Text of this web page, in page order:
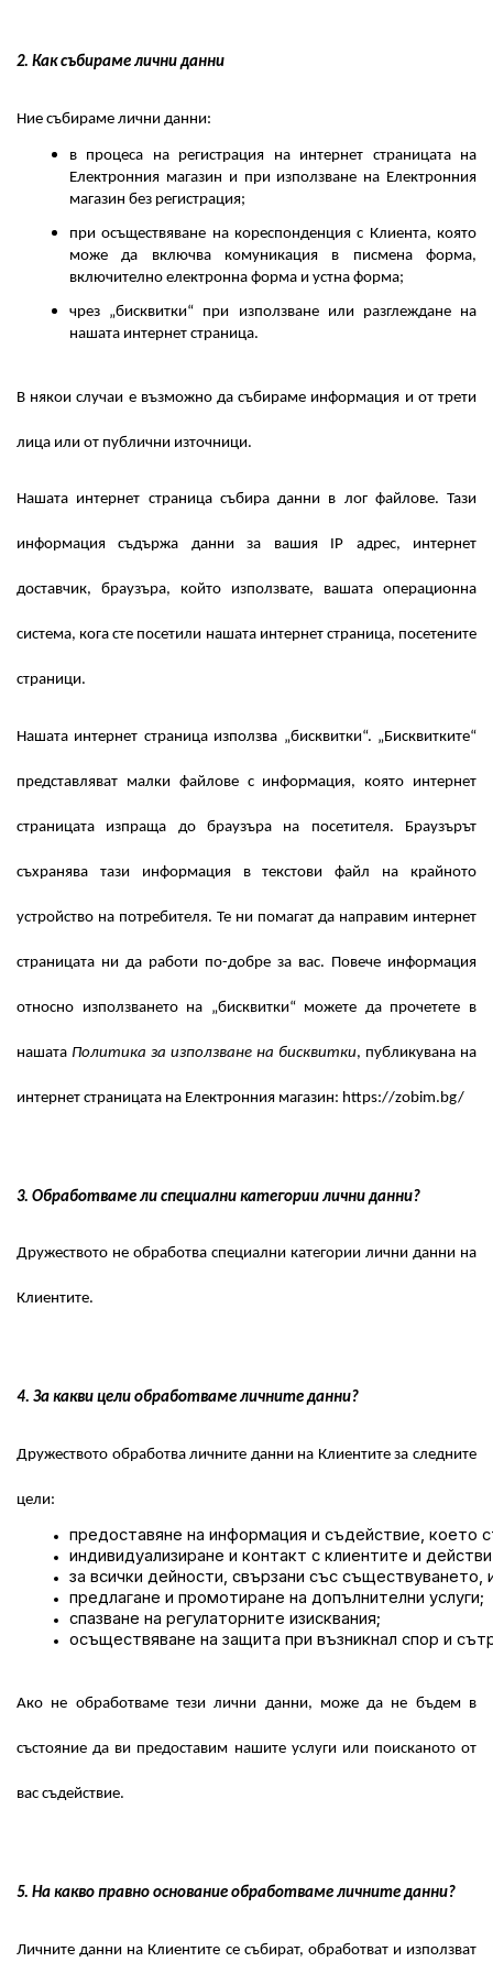
2. Как събираме лични данни
Ние събираме лични данни:
в процеса на регистрация на интернет страницата на
Електронния магазин и при използване на Електронния
магазин без регистрация;
при осъществяване на кореспонденция с Клиента, която
може да включва комуникация в писмена форма,
включително електронна форма и устна форма;
чрез „бисквитки“ при използване или разглеждане на
нашата интернет страница.
В някои случаи е възможно да събираме информация и от трети
лица или от публични източници.
Нашата интернет страница събира данни в лог файлове. Тази
информация съдържа данни за вашия IP адрес, интернет
доставчик, браузъра, който използвате, вашата операционна
система, кога сте посетили нашата интернет страница, посетените
страници.
Нашата интернет страница използва „бисквитки“. „Бисквитките“
представляват малки файлове с информация, която интернет
страницата изпраща до браузъра на посетителя. Браузърът
съхранява тази информация в текстови файл на крайното
устройство на потребителя. Те ни помагат да направим интернет
страницата ни да работи по-добре за вас. Повече информация
относно използването на „бисквитки“ можете да прочетете в
нашата Политика за използване на бисквитки, публикувана на
интернет страницата на Електронния магазин: https://zobim.bg/
3. Обработваме ли специални категории лични данни?
Дружеството не обработва специални категории лични данни на
Клиентите.
4. За какви цели обработваме личните данни?
Дружеството обработва личните данни на Клиентите за следните
цели:
предоставяне на информация и съдействие, което
индивидуализиране и контакт с клиентите и
за всички дейности, свързани със
предлагане и промотиране на допълнителни услуги;
спазване на регулаторните изисквания;
осъществяване на защита при възникнал спор и
Ако не обработваме тези лични данни, може да не бъдем в
състояние да ви предоставим нашите услуги или поисканото от
вас съдействие.
5. На какво правно основание обработваме личните данни?
Личните данни на Клиентите се събират, обработват и използват